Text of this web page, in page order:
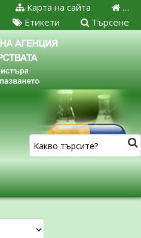
…
Карта на сайта
Търсене
Етикети